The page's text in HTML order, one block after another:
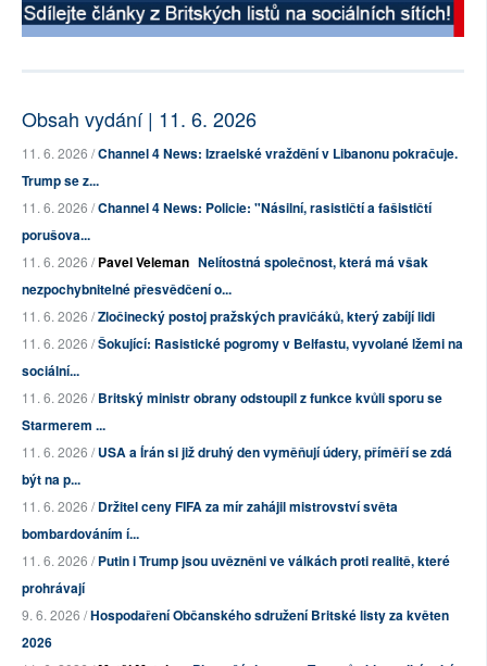
Obsah vydání | 11. 6. 2026
11. 6. 2026 /Channel 4 News: Izraelské vraždění v Libanonu pokračuje.
Trump se z...
11. 6. 2026 /Channel 4 News: Policie: "Násilní, rasističtí a fašističtí
porušova...
11. 6. 2026 /Pavel Veleman Nelítostná společnost, která má však
nezpochybnitelné přesvědčení o...
11. 6. 2026 /Zločinecký postoj pražských pravičáků, který zabíjí lidi
11. 6. 2026 /Šokující: Rasistické pogromy v Belfastu, vyvolané lžemi na
sociální...
11. 6. 2026 /Britský ministr obrany odstoupil z funkce kvůli sporu se
Starmerem ...
11. 6. 2026 /USA a Írán si již druhý den vyměňují údery, příměří se zdá
být na p...
11. 6. 2026 /Držitel ceny FIFA za mír zahájil mistrovství světa
bombardováním í...
11. 6. 2026 /Putin i Trump jsou uvězněni ve válkách proti realitě, které
prohrávají
9. 6. 2026 /Hospodaření Občanského sdružení Britské listy za květen
2026